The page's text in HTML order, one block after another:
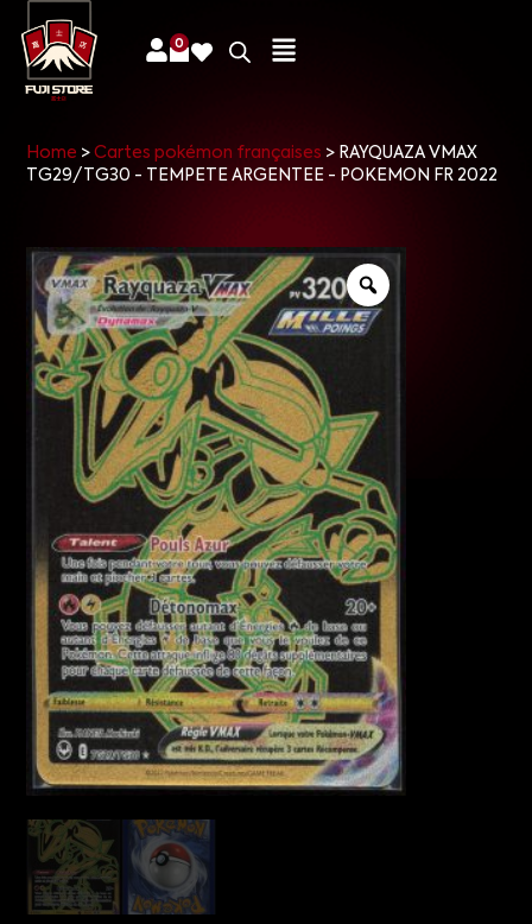
0
Home >Cartes pokémon françaises > RAYQUAZA VMAX
TG29/TG30 - TEMPETE ARGENTEE - POKEMON FR 2022